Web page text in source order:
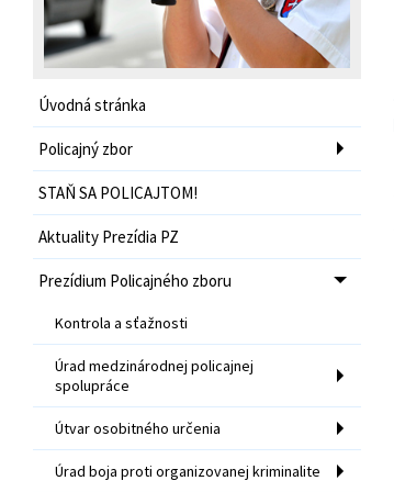
Úvodná stránka
Policajný zbor
STAŇ SA POLICAJTOM!
Aktuality Prezídia PZ
Prezídium Policajného zboru
Kontrola a sťažnosti
Úrad medzinárodnej policajnej
spolupráce
Útvar osobitného určenia
Úrad boja proti organizovanej kriminalite